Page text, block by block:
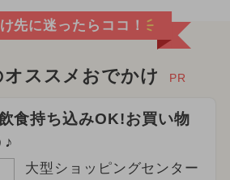
先に迷ったらココ！
オススメおでかけ PR
食持ち込みOK!お買い物
大型ショッピングセンター